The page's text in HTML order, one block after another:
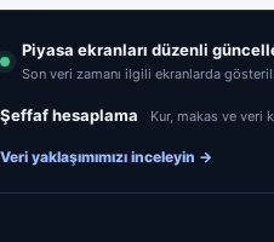
Piyasa ekranları düzenli
Son veri zamanı ilgili ekranlarda
Şeffaf hesaplama Kur, makas ve veri
Veri yaklaşımımızı inceleyin →